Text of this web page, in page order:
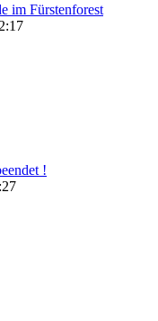
im Fürstenforest
!